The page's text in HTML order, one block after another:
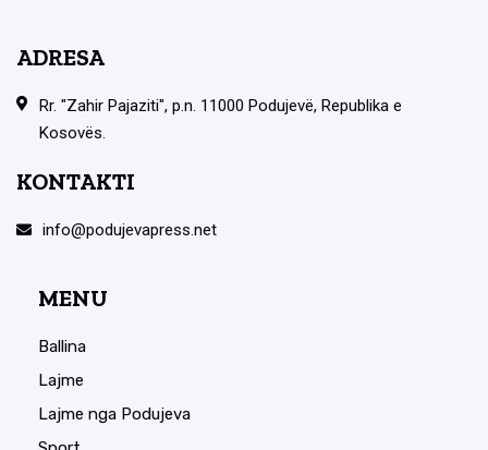
ADRESA
Rr. "Zahir Pajaziti", p.n. 11000 Podujevë, Republika e
Kosovës.
KONTAKTI
info@podujevapress.net
MENU
Ballina
Lajme
Lajme nga Podujeva